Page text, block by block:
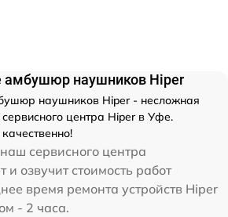
амбушюр наушников Hiper
наушников Hiper - несложная
центра Hiper в Уфе.
сервисного центра
и озвучит стоимость работ
время ремонта устройств Hiper
- 2 часа.